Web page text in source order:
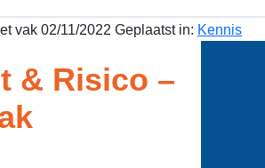
vak 02/11/2022 Geplaatst in: Kennis
& Risico –